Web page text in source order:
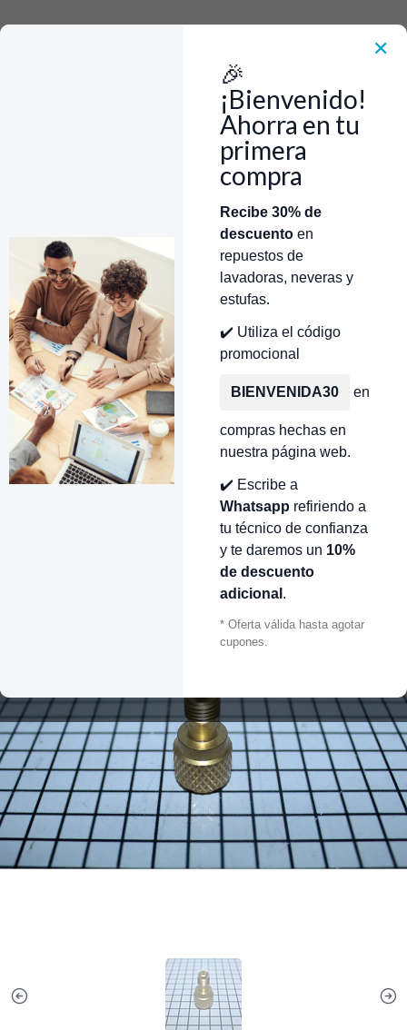
✕
🎉
¡Bienvenido!
Ahorra en tu
primera
compra
Recibe 30% de
descuentoen
repuestos de
lavadoras, neveras y
estufas.
✔️ Utiliza el código
promocional
BIENVENIDA30 en
compras hechas en
nuestra página web.
✔️ Escribe a
Whatsapp refiriendo a
tu técnico de confianza
y te daremos un 10%
de descuento
adicional .
* Oferta válida hasta agotar
cupones.
TiendaTécnicos Autorizados
Donde encontrar modelo? Servicios de Reparación
Repuestos Para Neveras
Acople Adaptador 5/16 Nevera CR440421